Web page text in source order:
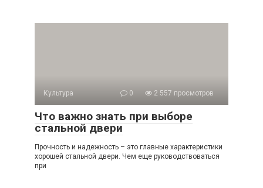
Культура 0 2 557 просмотров
Что важно знать при выборе
стальной двери
Прочность и надежность – это главные характеристики
хорошей стальной двери. Чем еще руководствоваться
при